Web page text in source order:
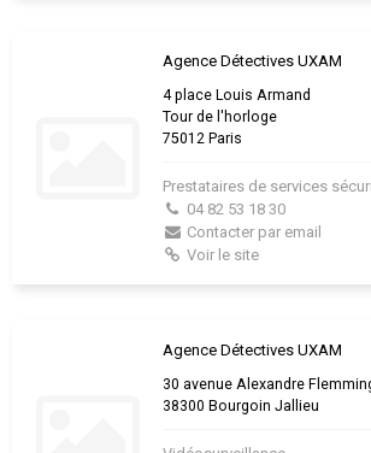
Agence Détectives UXAM
4 place Louis Armand
Tour de l'horloge
75012 Paris
Prestataires de services
04 82 53 18 30
Contacter par email
Voir le site
Agence Détectives UXAM
30 avenue Alexandre
38300 Bourgoin Jallieu